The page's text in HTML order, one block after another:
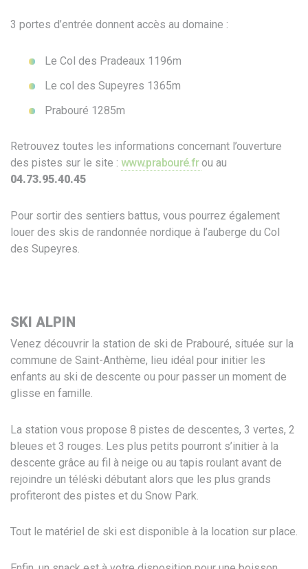
3 portes d’entrée donnent accès au domaine :
Le Col des Pradeaux 1196m
Le col des Supeyres 1365m
Prabouré 1285m
Retrouvez toutes les informations concernant l’ouverture
des pistes sur le site : www.prabouré.frou au
04.73.95.40.45
Pour sortir des sentiers battus, vous pourrez également
louer des skis de randonnée nordique à l’auberge du Col
des Supeyres.
SKI ALPIN
Venez découvrir la station de ski de Prabouré, située sur la
commune de Saint-Anthème, lieu idéal pour initier les
enfants au ski de descente ou pour passer un moment de
glisse en famille.
La station vous propose 8 pistes de descentes, 3 vertes, 2
bleues et 3 rouges. Les plus petits pourront s’initier à la
descente grâce au fil à neige ou au tapis roulant avant de
rejoindre un téléski débutant alors que les plus grands
profiteront des pistes et du Snow Park.
Tout le matériel de ski est disponible à la location sur place.